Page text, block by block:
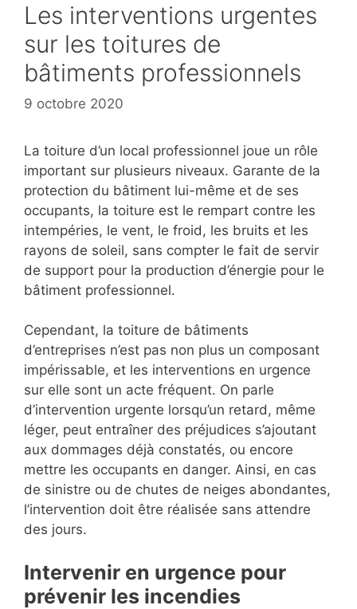
Les interventions urgentes
sur les toitures de
bâtiments professionnels
9 octobre 2020
La toiture d’un local professionnel joue un rôle
important sur plusieurs niveaux. Garante de la
protection du bâtiment lui-même et de ses
occupants, la toiture est le rempart contre les
intempéries, le vent, le froid, les bruits et les
rayons de soleil, sans compter le fait de servir
de support pour la production d’énergie pour le
bâtiment professionnel.
Cependant, la toiture de bâtiments
d’entreprises n’est pas non plus un composant
impérissable, et les interventions en urgence
sur elle sont un acte fréquent. On parle
d’intervention urgente lorsqu’un retard, même
léger, peut entraîner des préjudices s’ajoutant
aux dommages déjà constatés, ou encore
mettre les occupants en danger. Ainsi, en cas
de sinistre ou de chutes de neiges abondantes,
l’intervention doit être réalisée sans attendre
des jours.
Intervenir en urgence pour
prévenir les incendies